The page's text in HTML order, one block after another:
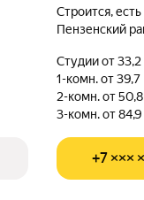
Строится,
Пензенский
Студии от 33,2
1-комн. от 39,7
2-комн. от
3-комн. от 84,9
+7 ×××